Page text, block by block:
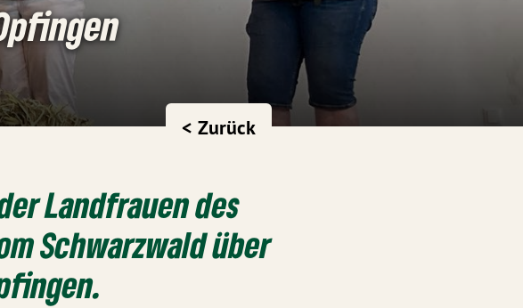
< Zurück
Landfrauen des
Schwarzwald über